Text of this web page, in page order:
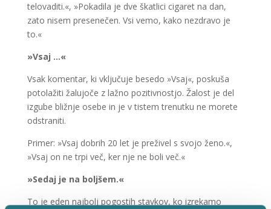
telovaditi.«, »Pokadila je dve škatlici cigaret na dan,
zato nisem presenečen. Vsi vemo, kako nezdravo je
to.«
»Vsaj …«
Vsak komentar, ki vključuje besedo »Vsaj«, poskuša
potolažiti žalujoče z lažno pozitivnostjo. Žalost je del
izgube bližnje osebe in je v tistem trenutku ne morete
odstraniti.
Primer: »Vsaj dobrih 20 let je preživel s svojo ženo.«,
»Vsaj on ne trpi več, ker nje ne boli več.«
»Sedaj je na boljšem.«
To je eden najbolj pogostih stavkov, ko izrekamo